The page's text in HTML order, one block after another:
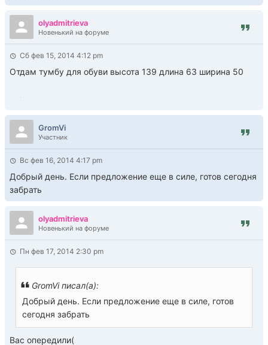
olyadmitrieva
Новенький на форуме
Сб фев 15, 2014 4:12 pm
Отдам тумбу для обуви высота 139 длина 63 ширина 50
GromVi
Участник
Вс фев 16, 2014 4:17 pm
Добрый день. Если предложение еще в силе, готов сегодня
забрать
olyadmitrieva
Новенький на форуме
Пн фев 17, 2014 2:30 pm
GromVi писал(а):
Добрый день. Если предложение еще в силе, готов
сегодня забрать
Вас опередили(